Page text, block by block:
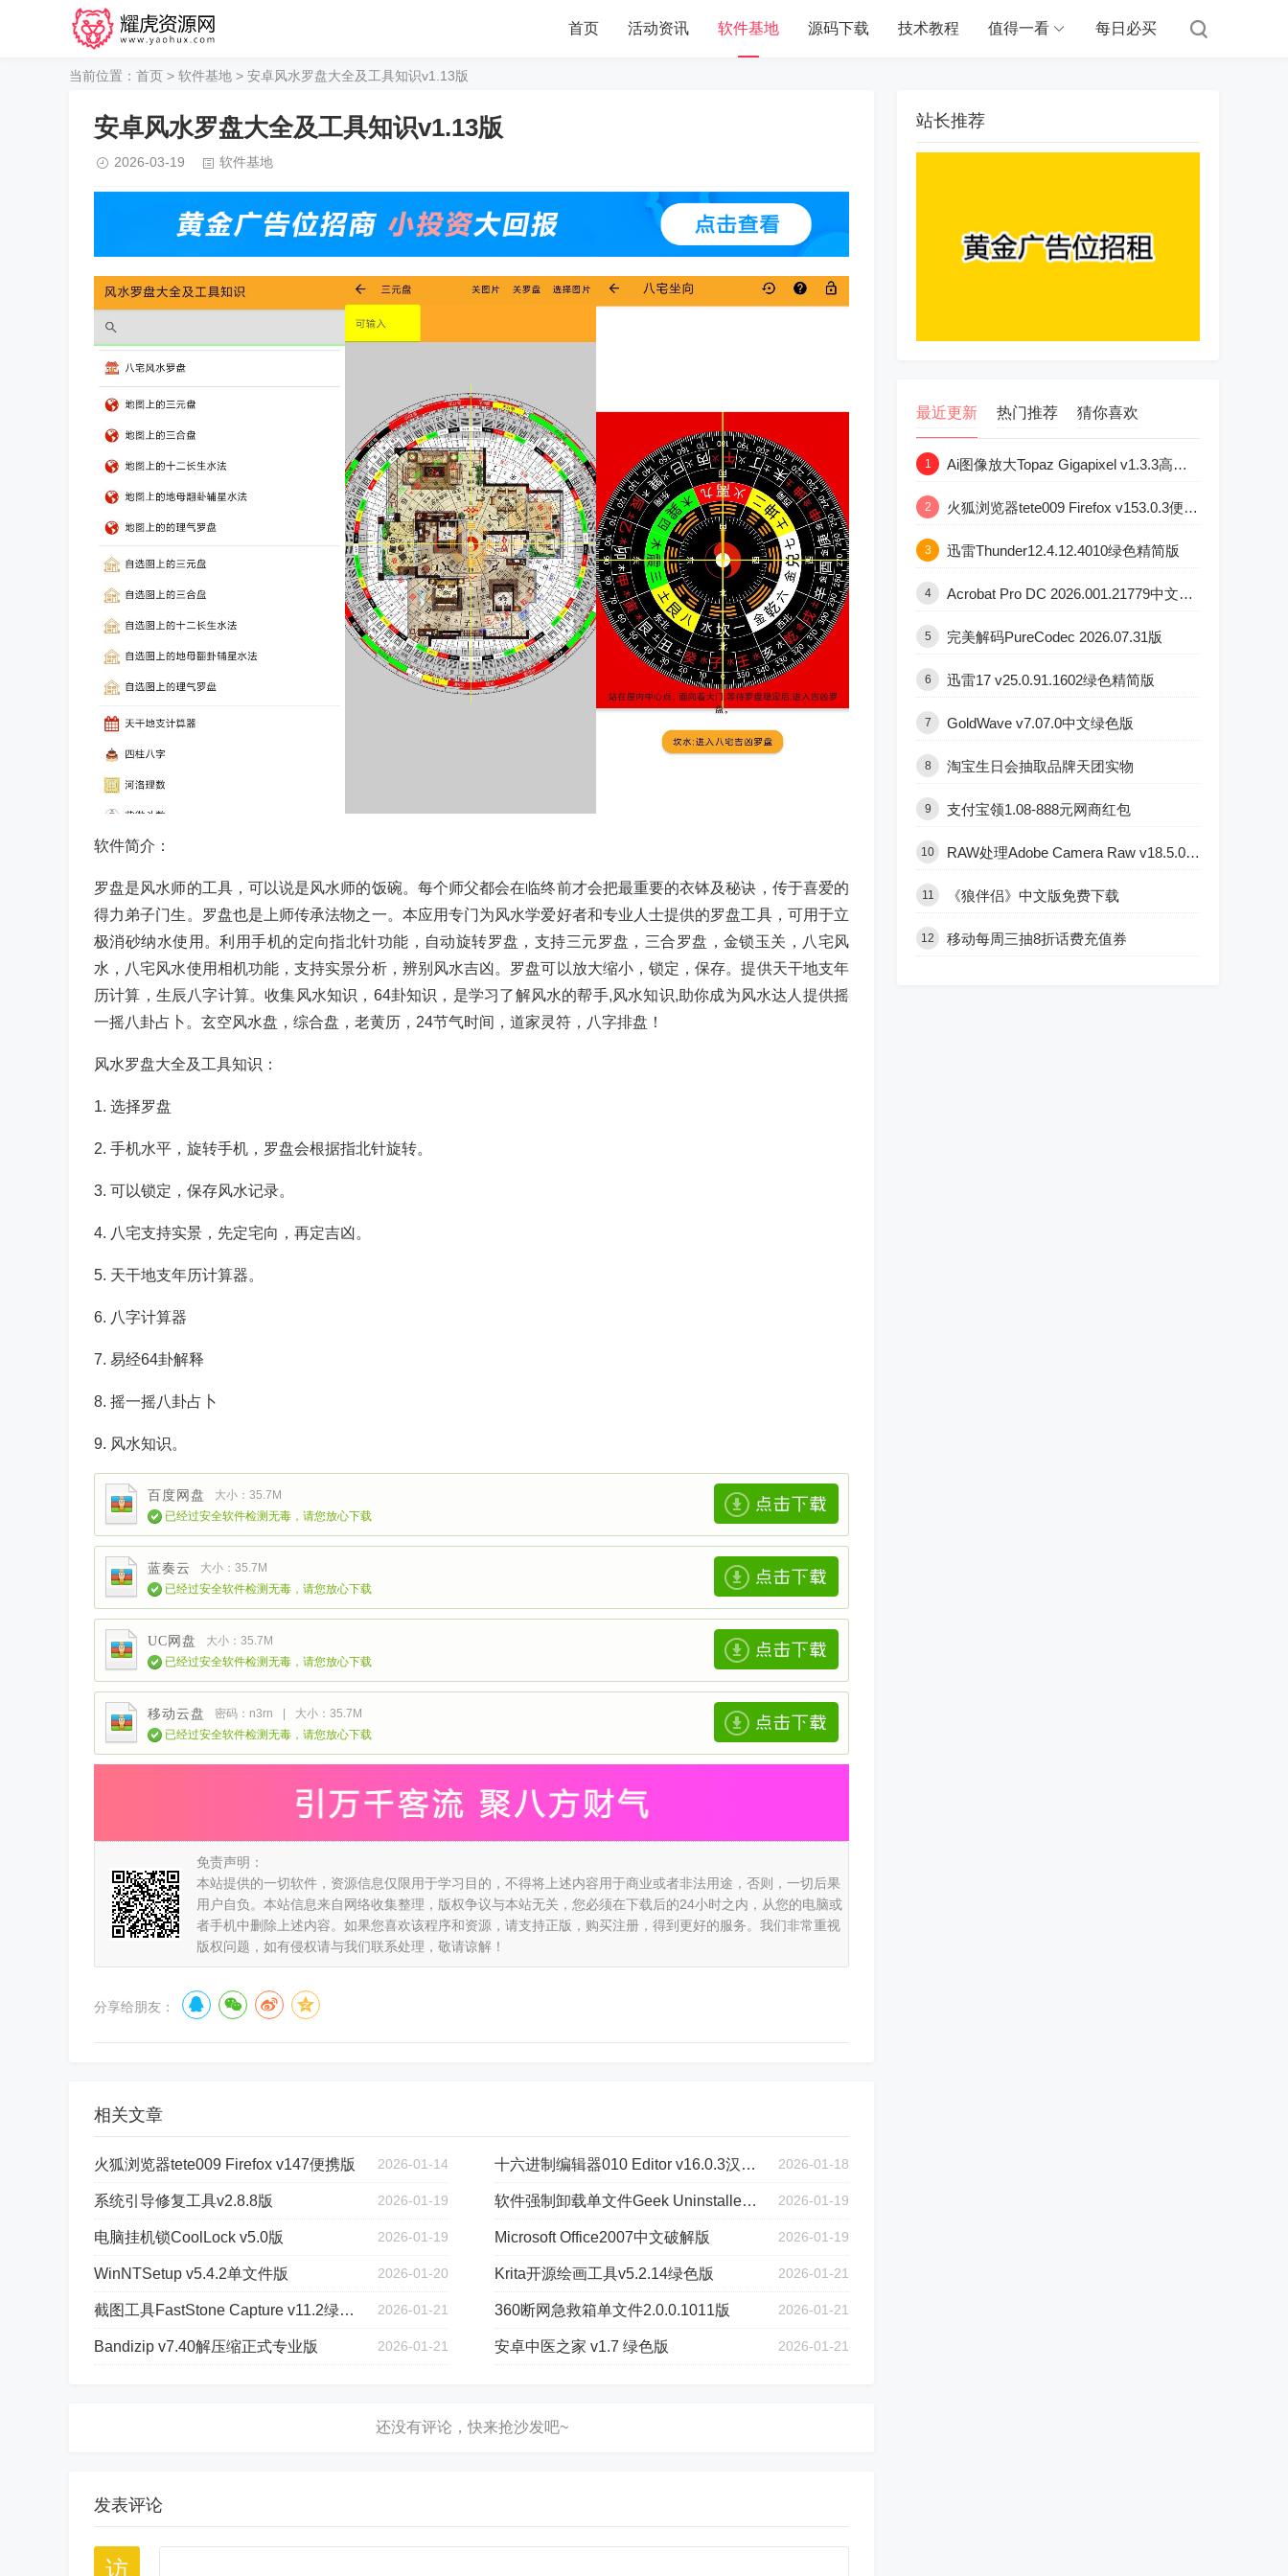
首页 活动资讯 软件基地 源码下载 技术教程 值得一看 每日必买
当前位置： 首页 > 软件基地 > 安卓风水罗盘大全及工具知识v1.13版
安卓风水罗盘大全及工具知识v1.13版
2026-03-19 软件基地
软件简介：
罗盘是风水师的工具，可以说是风水师的饭碗。每个师父都会在临终前才会把最重要的衣钵及秘诀，传于喜爱的
得力弟子门生。罗盘也是上师传承法物之一。本应用专门为风水学爱好者和专业人士提供的罗盘工具，可用于立
极消砂纳水使用。利用手机的定向指北针功能，自动旋转罗盘，支持三元罗盘，三合罗盘，金锁玉关，八宅风
水，八宅风水使用相机功能，支持实景分析，辨别风水吉凶。罗盘可以放大缩小，锁定，保存。提供天干地支年
历计算，生辰八字计算。收集风水知识，64卦知识，是学习了解风水的帮手,风水知识,助你成为风水达人提供摇
一摇八卦占卜。玄空风水盘，综合盘，老黄历，24节气时间，道家灵符，八字排盘！
风水罗盘大全及工具知识：
1. 选择罗盘
2. 手机水平，旋转手机，罗盘会根据指北针旋转。
3. 可以锁定，保存风水记录。
4. 八宅支持实景，先定宅向，再定吉凶。
5. 天干地支年历计算器。
6. 八字计算器
7. 易经64卦解释
8. 摇一摇八卦占卜
9. 风水知识。
百度网盘
大小：35.7M
已经过安全软件检测无毒，请您放心下载
蓝奏云
大小：35.7M
已经过安全软件检测无毒，请您放心下载
UC网盘
大小：35.7M
已经过安全软件检测无毒，请您放心下载
移动云盘 密码：n3rn |
大小：35.7M
已经过安全软件检测无毒，请您放心下载
免责声明：
本站提供的一切软件，资源信息仅限用于学习目的，不得将上述内容用于商业或者非法用途，否则，一切后果
用户自负。本站信息来自网络收集整理，版权争议与本站无关，您必须在下载后的24小时之内，从您的电脑或
者手机中删除上述内容。如果您喜欢该程序和资源，请支持正版，购买注册，得到更好的服务。我们非常重视
版权问题，如有侵权请与我们联系处理，敬请谅解！
分享给朋友：
相关文章
火狐浏览器tete009 Firefox v147便携版 2026-01-14 十六进制编辑器010 Editor v16.0.3汉化绿色版 2026-01-18
系统引导修复工具v2.8.8版 2026-01-19 软件强制卸载单文件Geek Uninstaller v1.5.3.170 2026-01-19
电脑挂机锁CoolLock v5.0版 2026-01-19 Microsoft Office2007中文破解版 2026-01-19
WinNTSetup v5.4.2单文件版 2026-01-20 Krita开源绘画工具v5.2.14绿色版 2026-01-21
截图工具FastStone Capture v11.2绿色版 2026-01-21 360断网急救箱单文件2.0.0.1011版 2026-01-21
Bandizip v7.40解压缩正式专业版 2026-01-21 安卓中医之家 v1.7 绿色版 2026-01-21
发表评论
站长推荐
最近更新 热门推荐 猜你喜欢
1 Ai图像放大Topaz Gigapixel v1.3.3高级版
2 火狐浏览器tete009 Firefox v153.0.3便携版
3 迅雷Thunder12.4.12.4010绿色精简版
4 Acrobat Pro DC 2026.001.21779中文直装版
5 完美解码PureCodec 2026.07.31版
6 迅雷17 v25.0.91.1602绿色精简版
7 GoldWave v7.07.0中文绿色版
8 淘宝生日会抽取品牌天团实物
9 支付宝领1.08-888元网商红包
10 RAW处理Adobe Camera Raw v18.5.0中文版
11 《狼伴侣》中文版免费下载
12 移动每周三抽8折话费充值券